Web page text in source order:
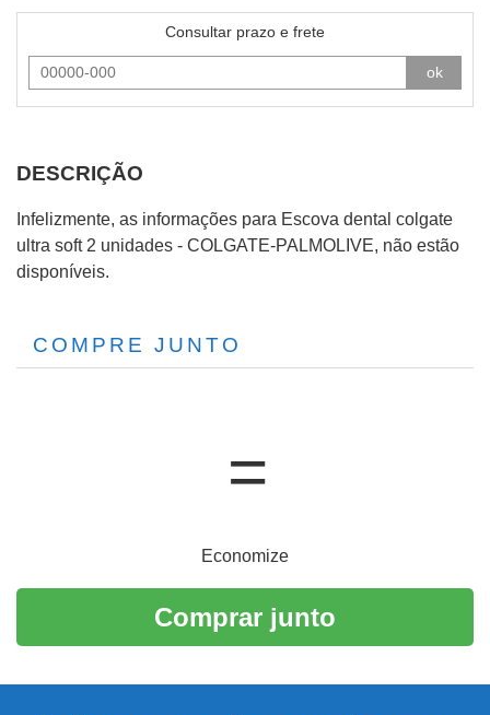
Consultar prazo e frete
ok
DESCRIÇÃO
Infelizmente, as informações para Escova dental colgate
ultra soft 2 unidades - COLGATE-PALMOLIVE, não estão
disponíveis.
COMPRE JUNTO
Economize
Comprar junto